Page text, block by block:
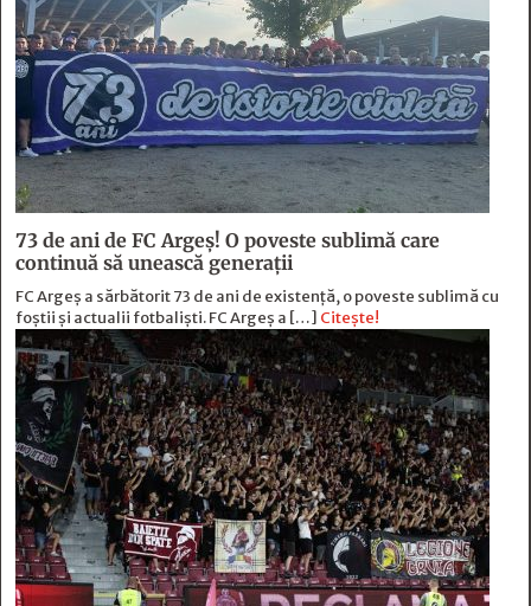
73 de ani de FC Argeş! O poveste sublimă care
continuă să unească generaţii
FC Argeș a sărbătorit 73 de ani de existență, o poveste sublimă cu
foștii și actualii fotbaliști. FC Argeș a […] Citește!